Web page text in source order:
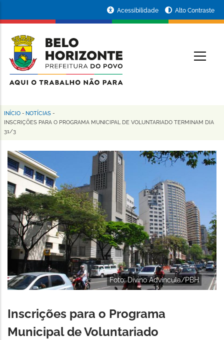
conteúdo
principal
da
Prefeitura
de
Horizonte
Acessibilidade Alto Contraste
Trilha
de
navegação
INÍCIO - NOTÍCIAS -
INSCRIÇÕES PARA O PROGRAMA MUNICIPAL DE VOLUNTARIADO TERMINAM DIA
31/3
Foto: Divino Advíncula/PBH
Inscrições para o Programa
Municipal de Voluntariado